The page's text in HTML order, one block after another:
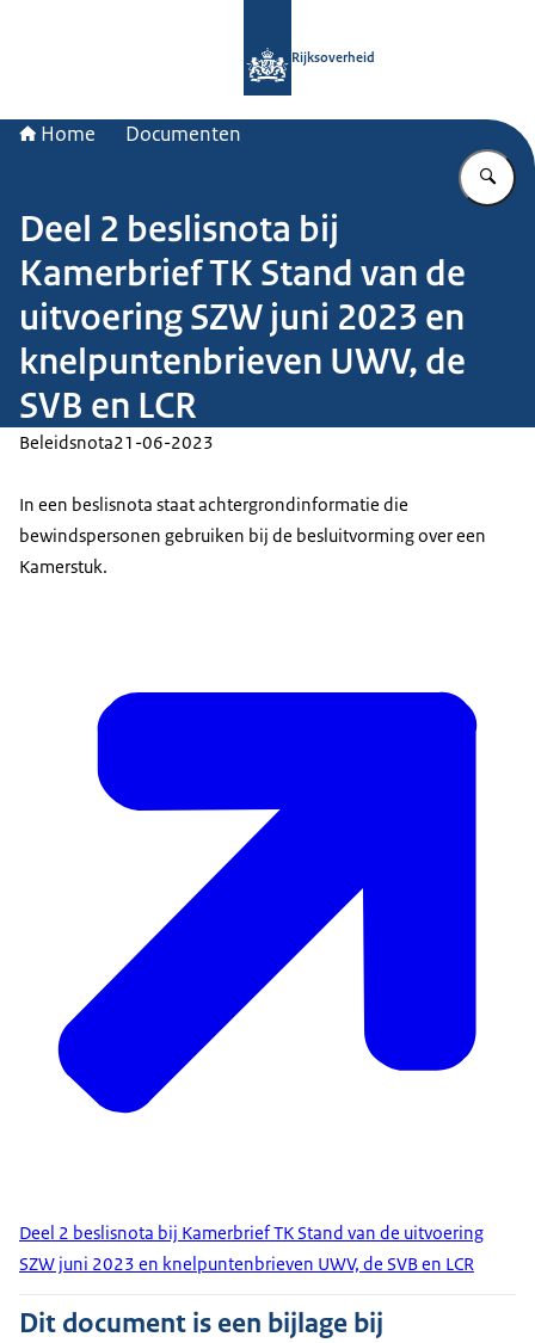
Rijksoverheid
Home Documenten
Deel 2 beslisnota bij
Kamerbrief TK Stand van de
uitvoering SZW juni 2023 en
knelpuntenbrieven UWV, de
SVB en LCR
Beleidsnota21-06-2023
In een beslisnota staat achtergrondinformatie die
bewindspersonen gebruiken bij de besluitvorming over een
Kamerstuk.
Deel 2 beslisnota bij Kamerbrief TK Stand van de uitvoering
SZW juni 2023 en knelpuntenbrieven UWV, de SVB en LCR
Dit document is een bijlage bij